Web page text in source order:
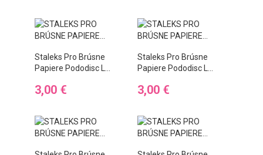
Staleks Pro Brúsne
Papiere Pododisc L...
Preis
3,00 €
Staleks Pro Brúsne
Papiere Pododisc L...
Preis
3,00 €